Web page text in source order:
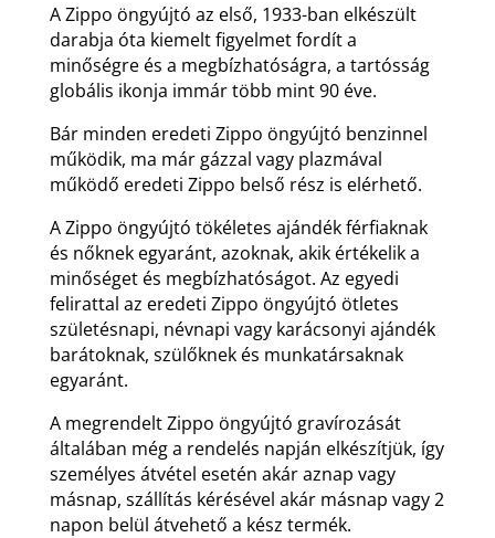
A Zippo öngyújtó az első, 1933-ban elkészült
darabja óta kiemelt figyelmet fordít a
minőségre és a megbízhatóságra, a tartósság
globális ikonja immár több mint 90 éve.
Bár minden eredeti Zippo öngyújtó benzinnel
működik, ma már gázzal vagy plazmával
működő eredeti Zippo belső rész is elérhető.
A Zippo öngyújtó tökéletes ajándék férfiaknak
és nőknek egyaránt, azoknak, akik értékelik a
minőséget és megbízhatóságot. Az egyedi
felirattal az eredeti Zippo öngyújtó ötletes
születésnapi, névnapi vagy karácsonyi ajándék
barátoknak, szülőknek és munkatársaknak
egyaránt.
A megrendelt Zippo öngyújtó gravírozását
általában még a rendelés napján elkészítjük, így
személyes átvétel esetén akár aznap vagy
másnap, szállítás kérésével akár másnap vagy 2
napon belül átvehető a kész termék.